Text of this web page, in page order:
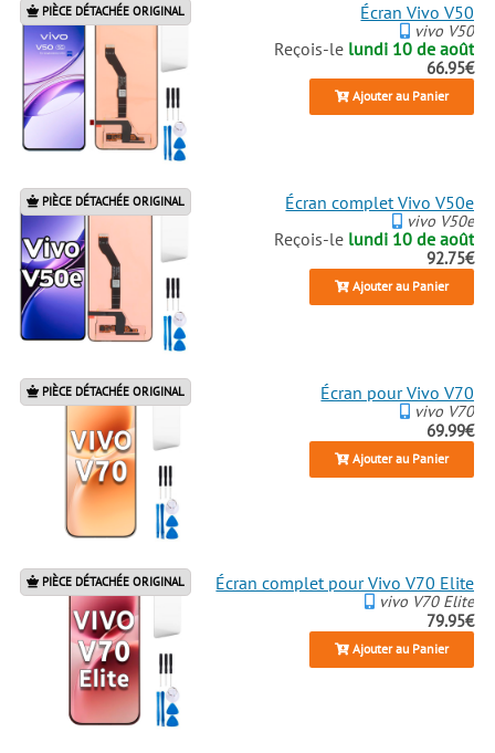
PIÈCE DÉTACHÉE ORIGINAL Écran Vivo V50
vivo V50
Reçois-le lundi 10 de août
66.95€
Ajouter au Panier
PIÈCE DÉTACHÉE ORIGINAL Écran complet Vivo V50e
vivo V50e
Reçois-le lundi 10 de août
92.75€
Ajouter au Panier
PIÈCE DÉTACHÉE ORIGINAL Écran pour Vivo V70
vivo V70
69.99€
Ajouter au Panier
PIÈCE DÉTACHÉE ORIGINAL Écran complet pour Vivo V70 Elite
vivo V70 Elite
79.95€
Ajouter au Panier